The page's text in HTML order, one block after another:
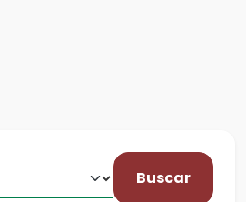
Buscar